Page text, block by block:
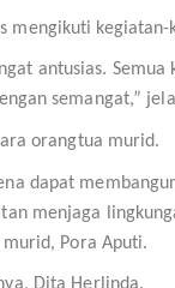
mengikuti
antusias.
semangat,”
orangtua murid.
dapat
menjaga
Pora Aputi.